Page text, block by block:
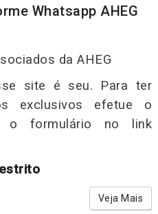
Whatsapp AHEG
da AHEG
site é seu. Para ter
exclusivos efetue o
o formulário no link
Veja Mais